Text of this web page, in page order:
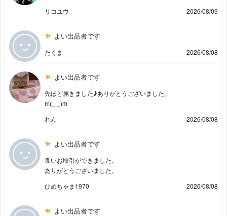
リコユウ
2026/08/09
よい出品者です
たくま 2026/08/08
よい出品者です
先ほど届きました♪ありがとうございました。
m(_ _)m
れん
2026/08/08
よい出品者です
良いお取引ができました。
ありがとうございました。
ひめちゃま1970
2026/08/08
よい出品者です